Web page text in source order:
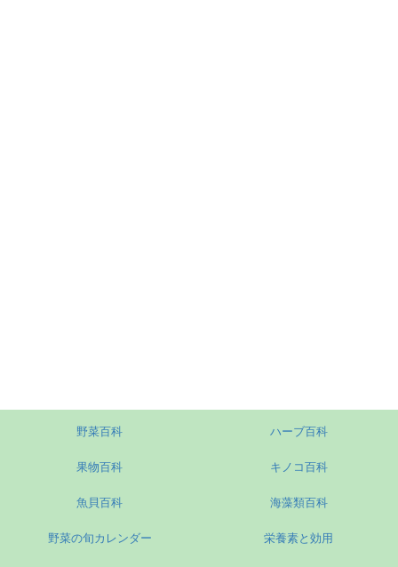
野菜百科
果物百科
魚貝百科
ハーブ百科
キノコ百科
海藻類百科
野菜の旬カレンダー 栄養素と効用